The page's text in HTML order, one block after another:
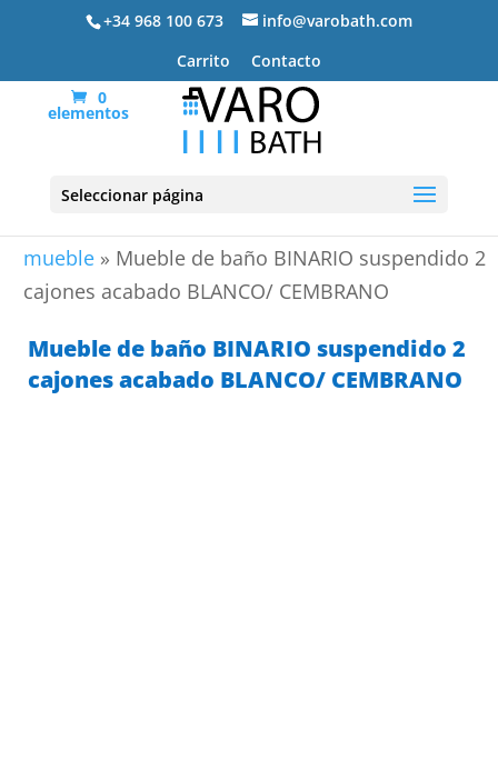
+34 968 100 673
info@varobath.com
Carrito
Contacto
0
elementos
Seleccionar página
mueble » Mueble de baño BINARIO suspendido 2
cajones acabado BLANCO/ CEMBRANO
Mueble de baño BINARIO suspendido 2
cajones acabado BLANCO/ CEMBRANO